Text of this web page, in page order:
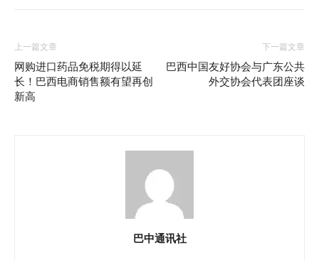
上一篇文章
网购进口药品免税期得以延
长！巴西电商销售额有望再创
新高
下一篇文章
巴西中国友好协会与广东公共
外交协会代表团座谈
巴中通讯社